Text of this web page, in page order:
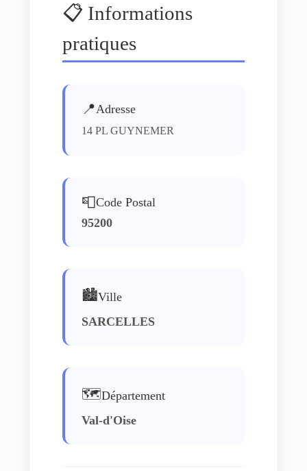
📋 Informations
pratiques
📍Adresse
14 PL GUYNEMER
📮Code Postal
95200
🏙️Ville
SARCELLES
🗺️Département
Val-d'Oise